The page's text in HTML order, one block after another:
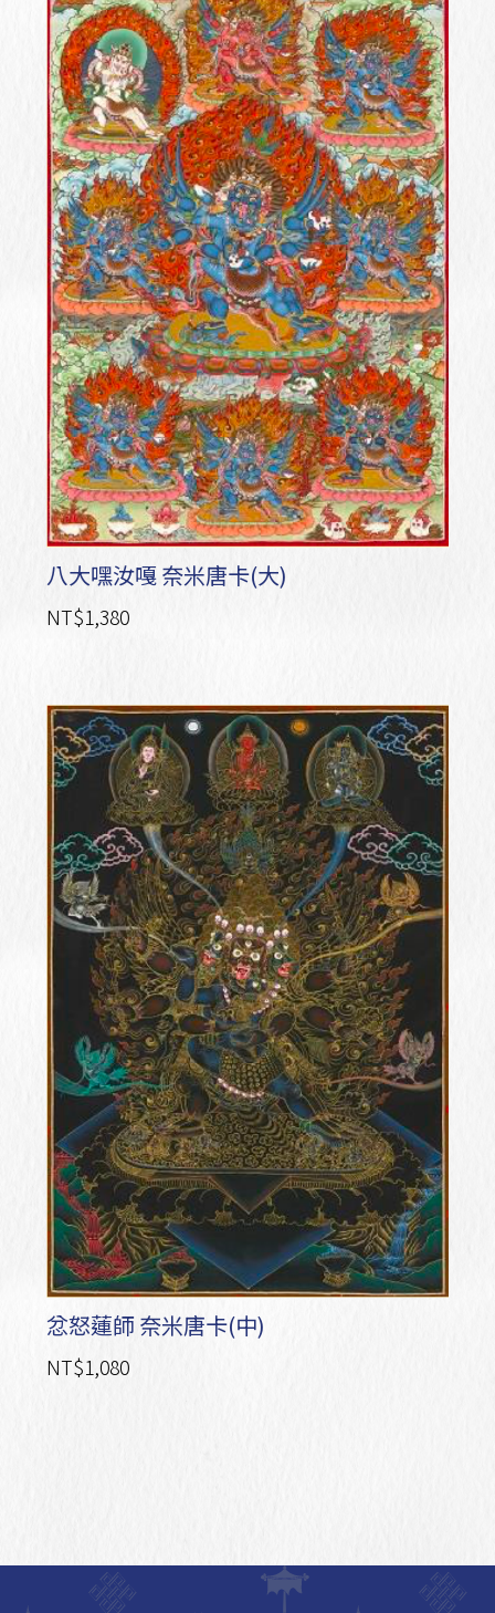
八大嘿汝嘎 奈米唐卡(大)
NT$1,380
忿怒蓮師 奈米唐卡(中)
NT$1,080